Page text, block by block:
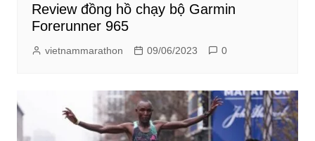
Review đồng hồ chạy bộ Garmin
Forerunner 965
vietnammarathon 09/06/2023 0